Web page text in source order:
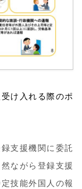
け入れる際のポ
支援機関に委託
ながら登録支援
技能外国人の報